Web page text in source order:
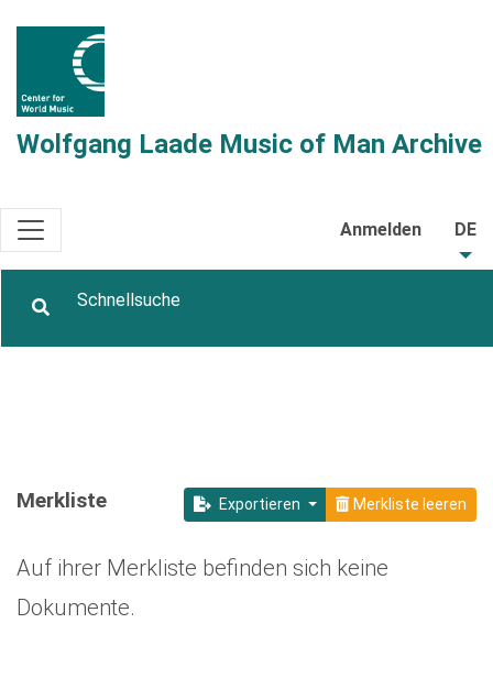
Wolfgang Laade Music of Man Archive
Anmelden DE
Exportieren Merkliste leeren
Merkliste
Auf ihrer Merkliste befinden sich keine
Dokumente.